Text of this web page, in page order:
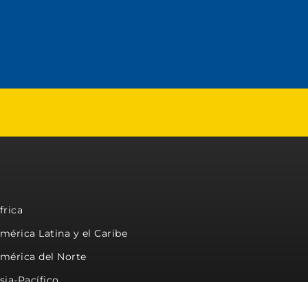
Latina y el Caribe
del Norte